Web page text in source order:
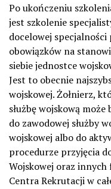
Po ukończeniu
jest szkolenie
docelowej specjalności
obowiązków na
siebie jednostce
Jest to obecnie
wojskowej. Żołnierz,
służbę wojskową
do zawodowej służby
wojskowej albo do
procedurze przyjęcia
Wojskowej oraz
Centra Rekrutacji w